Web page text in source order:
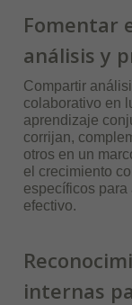
Fomentar
análisis y
Compartir
colaborativo en
aprendizaje
corrijan,
otros en un
el crecimiento
específicos
efectivo.
internas